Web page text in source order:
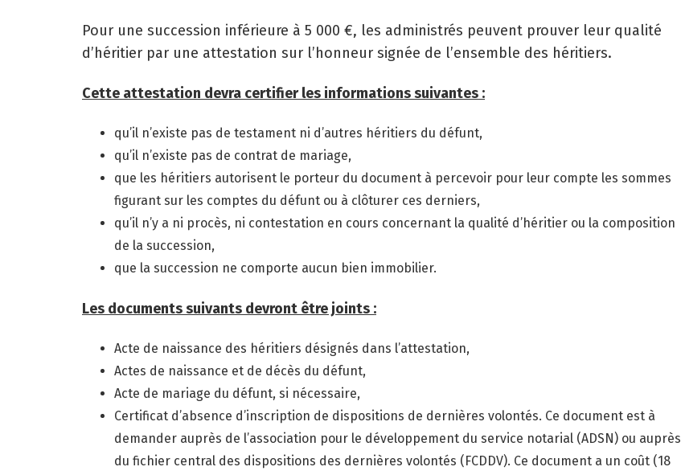
Pour une succession inférieure à 5 000 €, les administrés peuvent prouver leur qualité
d’héritier par une attestation sur l’honneur signée de l’ensemble des héritiers.
Cette attestation devra certifier les informations suivantes :
qu’il n’existe pas de testament ni d’autres héritiers du défunt,
qu’il n’existe pas de contrat de mariage,
que les héritiers autorisent le porteur du document à percevoir pour leur compte les sommes
figurant sur les comptes du défunt ou à clôturer ces derniers,
qu’il n’y a ni procès, ni contestation en cours concernant la qualité d’héritier ou la composition
de la succession,
que la succession ne comporte aucun bien immobilier.
Les documents suivants devront être joints :
Acte de naissance des héritiers désignés dans l’attestation,
Actes de naissance et de décès du défunt,
Acte de mariage du défunt, si nécessaire,
Certificat d’absence d’inscription de dispositions de dernières volontés. Ce document est à
demander auprès de l’association pour le développement du service notarial (ADSN) ou auprès
du fichier central des dispositions des dernières volontés (FCDDV). Ce document a un coût (18